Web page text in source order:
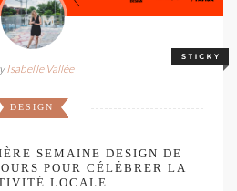
Isabelle Vallée
DESIGN
SEMAINE DESIGN DE
POUR CÉLÉBRER LA
LOCALE